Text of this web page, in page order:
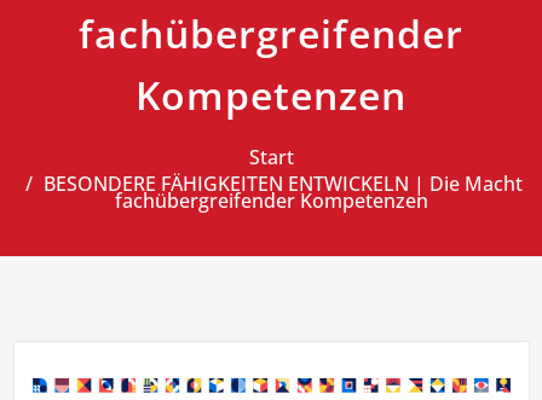
fachübergreifender
Kompetenzen
Start
BESONDERE FÄHIGKEITEN ENTWICKELN | Die Macht
fachübergreifender Kompetenzen